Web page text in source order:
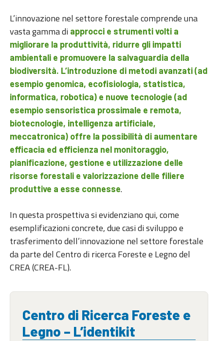
L’innovazione nel settore forestale comprende una
vasta gamma di approcci e strumenti volti a
migliorare la produttività, ridurre gli impatti
ambientali e promuovere la salvaguardia della
biodiversità. L’introduzione di metodi avanzati (ad
esempio genomica, ecofisiologia, statistica,
informatica, robotica) e nuove tecnologie (ad
esempio sensoristica prossimale e remota,
biotecnologie, intelligenza artificiale,
meccatronica) offre la possibilità di aumentare
efficacia ed efficienza nel monitoraggio,
pianificazione, gestione e utilizzazione delle
risorse forestali e valorizzazione delle filiere
produttive a esse connesse.
In questa prospettiva si evidenziano qui, come
esemplificazioni concrete, due casi di sviluppo e
trasferimento dell’innovazione nel settore forestale
da parte del Centro di ricerca Foreste e Legno del
CREA (CREA-FL).
Centro di Ricerca Foreste e
Legno – L’identikit